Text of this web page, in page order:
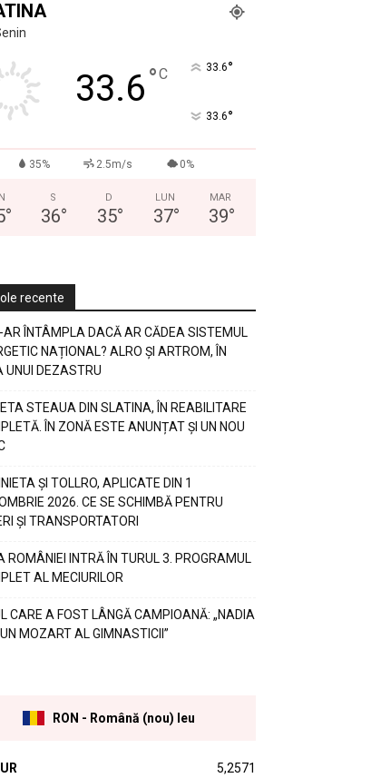
33.6°C 33.6°
33.6°
35% 2.5m/s 0%
°
S
36°
D
35°
LUN
37°
MAR
39°
recente
AR ÎNTÂMPLA DACĂ AR CĂDEA SISTEMUL
NAȚIONAL? ALRO ȘI ARTROM, ÎN
UNUI DEZASTRU
STEAUA DIN SLATINA, ÎN REABILITARE
ÎN ZONĂ ESTE ANUNȚAT ȘI UN NOU
ȘI TOLLRO, APLICATE DIN 1
2026. CE SE SCHIMBĂ PENTRU
ȘI TRANSPORTATORI
ROMÂNIEI INTRĂ ÎN TURUL 3. PROGRAMUL
AL MECIURILOR
CARE A FOST LÂNGĂ CAMPIOANĂ: „NADIA
MOZART AL GIMNASTICII”
RON - Română (nou) leu
5,2571